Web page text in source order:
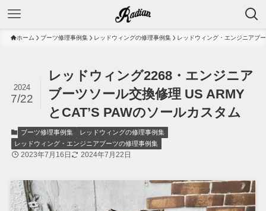
ホーム ブーツ修理事例集 レッドウィングの修理事例集 レッドウィング・エンジニアブ
レッドウィング2268・エンジニア
ブーツソール交換修理 US ARMY
とCAT’S PAWのソールカスタム
2024
7/22
ブーツ修理事例集
レッドウィングの修理事例集
レッドウィング・エンジニアブーツの修理事例集
2023年7月16日 2024年7月22日